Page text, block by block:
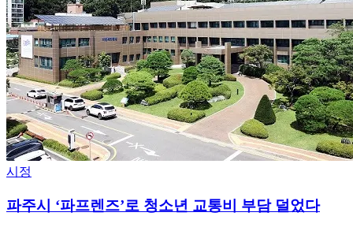
시정
파주시 ‘파프렌즈’로 청소년 교통비 부담 덜었다